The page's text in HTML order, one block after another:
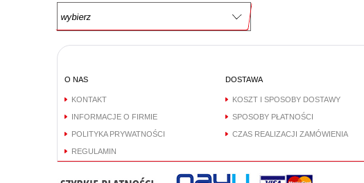
O NAS
KONTAKT
INFORMACJE O FIRMIE
POLITYKA PRYWATNOŚCI
REGULAMIN
DOSTAWA
KOSZT I SPOSOBY DOSTAWY
SPOSOBY PŁATNOŚCI
CZAS REALIZACJI ZAMÓWIENIA